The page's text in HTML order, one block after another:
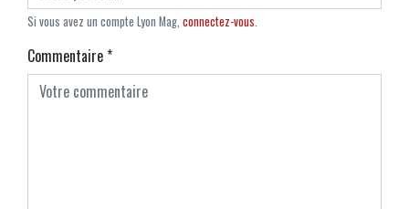
Si vous avez un compte Lyon Mag, connectez-vous.
Commentaire*